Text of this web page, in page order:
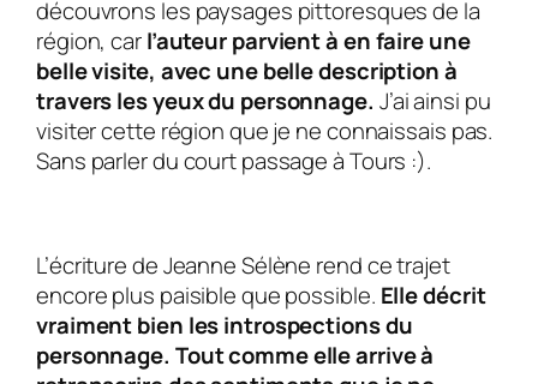
découvrons les paysages pittoresques de la
région, carl’auteur parvient à en faire une
belle visite, avec une belle description à
travers les yeux du personnage. J’ai ainsi pu
visiter cette région que je ne connaissais pas.
Sans parler du court passage à Tours :).
L’écriture de Jeanne Sélène rend ce trajet
encore plus paisible que possible. Elle décrit
vraiment bien les introspections du
personnage. Tout comme elle arrive à